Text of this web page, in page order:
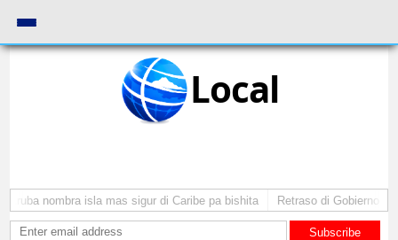
Local
nombra isla mas sigur di Caribe pa bishita Retraso di Gobierno ta
Subscribe